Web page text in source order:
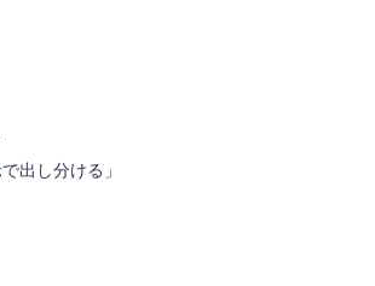
出し分ける」